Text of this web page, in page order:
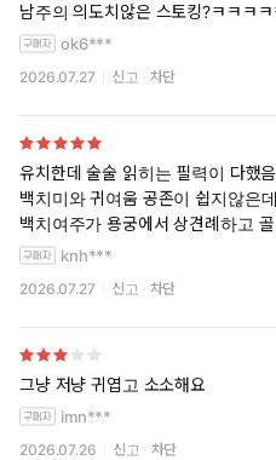
남주의 의도치않은 스토킹?ㅋㅋㅋ
ok6***
2026.07.27 신고 차단
유치한데 술술 읽히는 필력이 다했
백치미와 귀여움 공존이 쉽지않은
백치여주가 용궁에서 상견례하고
knh***
2026.07.27 신고 차단
그냥 저냥 귀엽고 소소해요
imn***
2026.07.26 신고 차단